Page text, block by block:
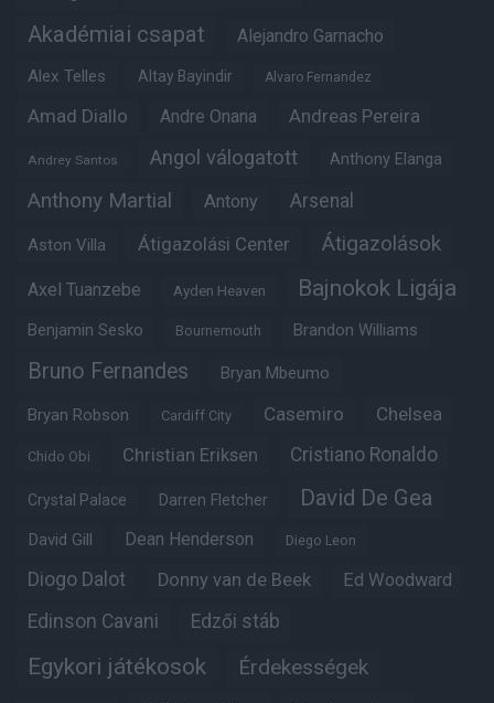
Akadémiai csapat Alejandro Garnacho
Alex Telles Altay Bayindir Alvaro Fernandez
Amad Diallo Andre Onana Andreas Pereira
Andrey Santos Angol válogatott Anthony Elanga
Anthony Martial Antony Arsenal
Aston Villa Átigazolási Center Átigazolások
Axel Tuanzebe Ayden Heaven Bajnokok Ligája
Benjamin Sesko Bournemouth Brandon Williams
Bruno Fernandes Bryan Mbeumo
Bryan Robson Cardiff City Casemiro Chelsea
Chido Obi Christian Eriksen Cristiano Ronaldo
Crystal Palace Darren Fletcher David De Gea
David Gill Dean Henderson Diego Leon
Diogo Dalot Donny van de Beek Ed Woodward
Edinson Cavani Edzői stáb
Egykori játékosok Érdekességek